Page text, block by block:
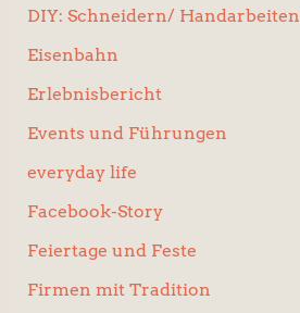
DIY: Schneidern/ Handarbeiten
Eisenbahn
Erlebnisbericht
Events und Führungen
everyday life
Facebook-Story
Feiertage und Feste
Firmen mit Tradition